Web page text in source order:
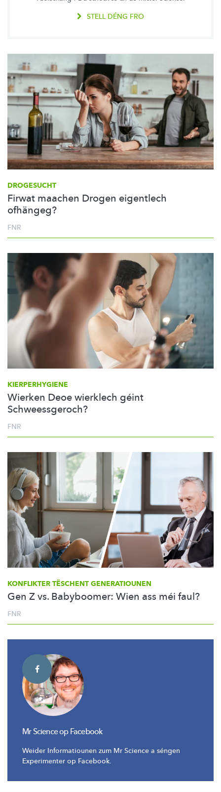
STELL DÉNG FRO
DROGESUCHT
Firwat maachen Drogen eigentlech
ofhängeg?
FNR
KIERPERHYGIENE
Wierken Deoe wierklech géint
Schweessgeroch?
FNR
KONFLIKTER TËSCHENT GENERATIOUNEN
Gen Z vs. Babyboomer: Wien ass méi faul?
FNR
Mr Science op Facebook
Weider Informatiounen zum Mr Science a séngen
Experimenter op Facebook.